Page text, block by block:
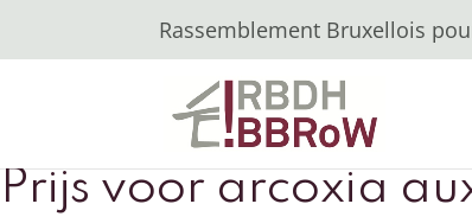
Rassemblement Bruxellois
Prijs voor arcoxia